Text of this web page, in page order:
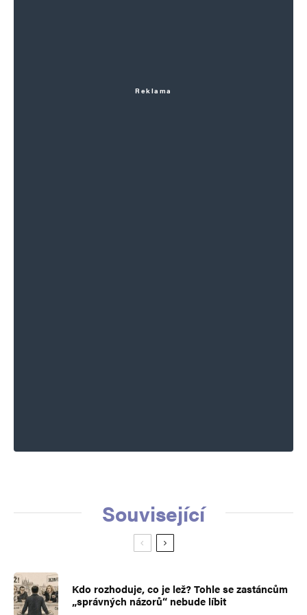
Reklama
Související
Kdo rozhoduje, co je lež? Tohle se zastáncům
„správných názorů“ nebude líbit